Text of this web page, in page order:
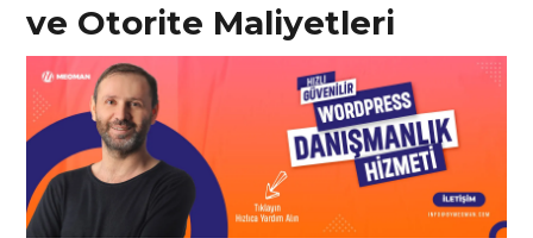
ve Otorite Maliyetleri